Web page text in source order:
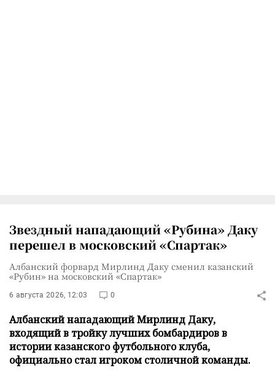
Звездный нападающий «Рубина» Даку
перешел в московский «Спартак»
Албанский форвард Мирлинд Даку сменил казанский
«Рубин» на московский «Спартак»
6 августа 2026, 12:03 0
Албанский нападающий Мирлинд Даку,
входящий в тройку лучших бомбардиров в
истории казанского футбольного клуба,
официально стал игроком столичной команды.